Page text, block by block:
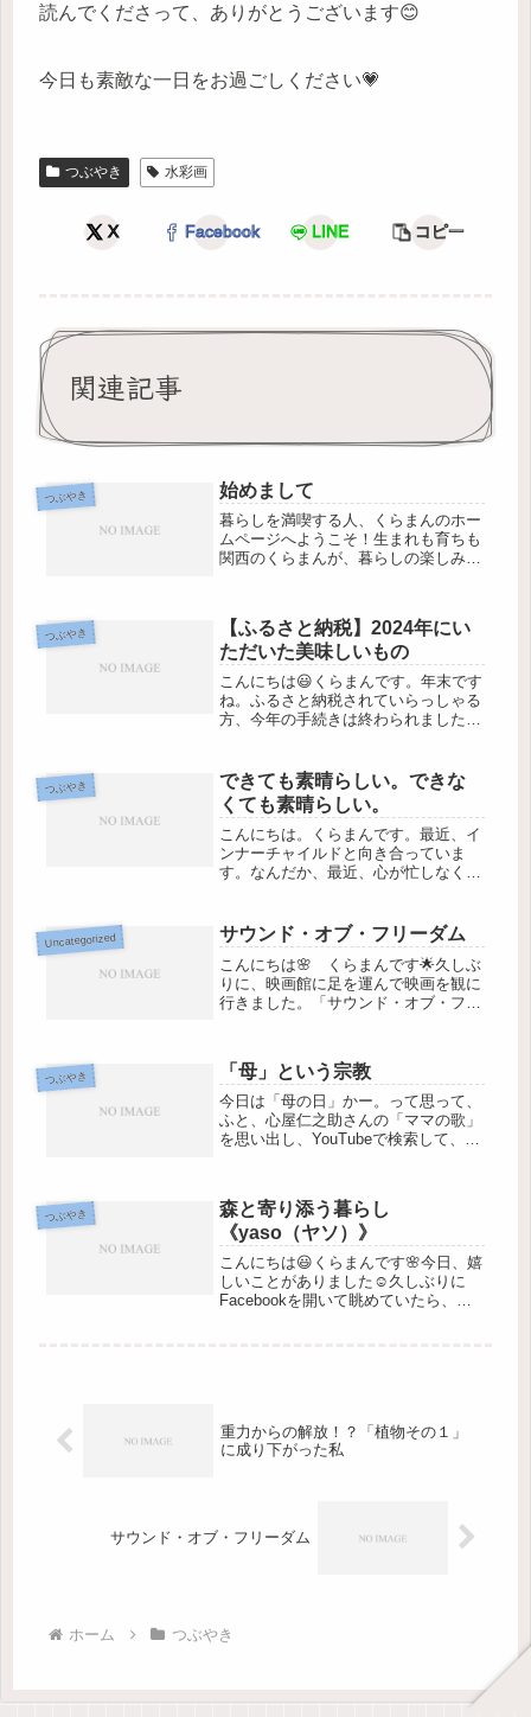
読んでくださって、ありがとうございます😊
今日も素敵な一日をお過ごしください💗
つぶやき 水彩画
X Facebook LINE コピー
関連記事
つぶやき 始めまして
暮らしを満喫する人、くらまんのホー
ムページへようこそ！生まれも育ちも
関西のくらまんが、暮らしの楽しみ・
お役に立てればな♪ と思い、発信を始
めました。ふらりと訪れて、ご近所
さ...
つぶやき
【ふるさと納税】2024年にい
ただいた美味しいもの
こんにちは😃くらまんです。年末です
ね。ふるさと納税されていらっしゃる
方、今年の手続きは終わられましたで
受け取っているところです。毎年「ど
の自治体、どの返礼品にしようか
な？」...
つぶやき
できても素晴らしい。できな
くても素晴らしい。
こんにちは。くらまんです。最近、イ
ンナーチャイルドと向き合っていま
す。なんだか、最近、心が忙しなく
時間を作りたくなったのです。＊
＊ ＊ ＊ ＊ ＊「インナーチャイ
ルドと向...
Uncategorized サウンド・オブ・フリーダム
こんにちは🌸 くらまんです🌟久しぶ
りに、映画館に足を運んで映画を観に
行きました。「サウンド・オブ・フリ
画、制作されたアメリカに続いて、日
本でも公開されています✨重い内容だ
から...
つぶやき 「母」という宗教
今日は「母の日」かー。って思って、
ふと、心屋仁之助さんの「ママの歌」
を思い出し、YouTubeで検索して、聴
ていた頃ににこの歌が公開されて、繰
り返し繰り返し聴きまくっていま...
つぶやき
森と寄り添う暮らし
《yaso（ヤソ）》
こんにちは😃くらまんです🌸今日、嬉
しいことがありました☺️久しぶりに
Facebookを開いて眺めていたら、８
重力からの解放！？「植物その１」
に成り下がった私
サウンド・オブ・フリーダム
ホーム つぶやき